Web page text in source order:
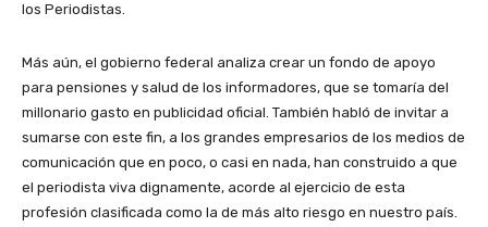
los Periodistas.
Más aún, el gobierno federal analiza crear un fondo de apoyo
para pensiones y salud de los informadores, que se tomaría del
millonario gasto en publicidad oficial. También habló de invitar a
sumarse con este fin, a los grandes empresarios de los medios de
comunicación que en poco, o casi en nada, han construido a que
el periodista viva dignamente, acorde al ejercicio de esta
profesión clasificada como la de más alto riesgo en nuestro país.